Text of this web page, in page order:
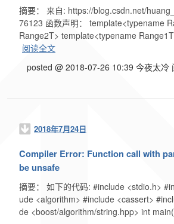
摘要： 来自: https://blog.csdn.net/
76123 函数声明： template<typename
Range2T> template<typename
阅读全文
posted @ 2018-07-26 10:39 今夜太冷
2018年7月24日
Compiler Error: Function call with
be unsafe
摘要： 如下的代码: #include <stdio.h>
ude <algorithm> #include <cassert>
de <boost/algorithm/string.hpp> int